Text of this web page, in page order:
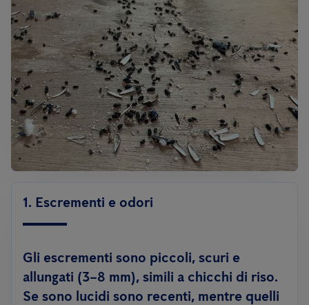
1. Escrementi e odori
Gli escrementi sono piccoli, scuri e
allungati (3–8 mm), simili a chicchi di riso.
Se sono lucidi sono recenti, mentre quelli